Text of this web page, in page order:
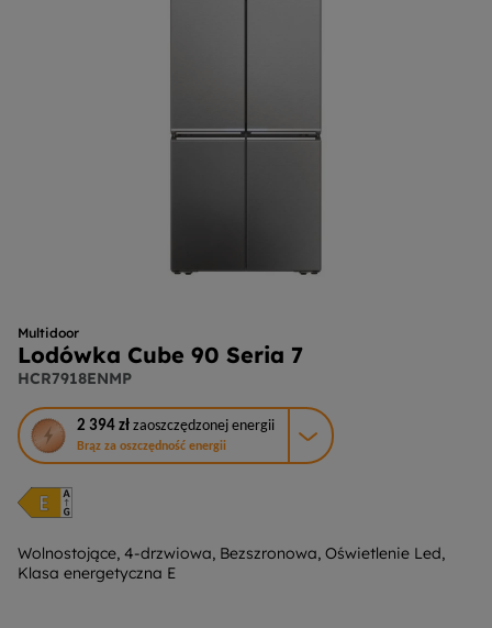
Multidoor
Lodówka Cube 90 Seria 7
HCR7918ENMP
2 394 zł zaoszczędzonej energii
Brąz za oszczędność energii
To
działanie
otworzy
narzędzie
do
energii
Youreko.
Wolnostojące, 4-drzwiowa, Bezszronowa, Oświetlenie Led,
Klasa energetyczna E